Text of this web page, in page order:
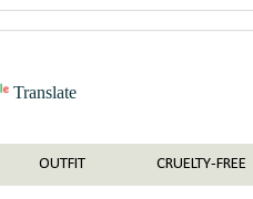
Translate
OUTFIT CRUELTY-FREE